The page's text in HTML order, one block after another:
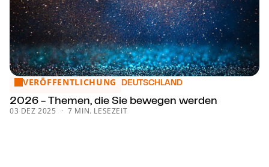
2026 - Themen, die Sie bewegen werden
VERÖFFENTLICHUNG DEUTSCHLAND
2026 - Themen, die Sie bewegen werden
03 DEZ 2025 7 MIN. LESEZEIT